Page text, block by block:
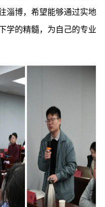
淄博，希望能够通过实地
学的精髓，为自己的专业